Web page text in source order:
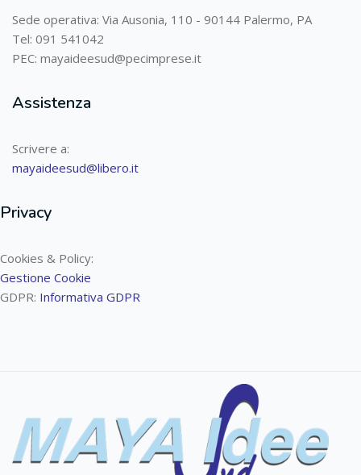
Sede operativa: Via Ausonia, 110 - 90144 Palermo, PA
Tel: 091 541042
PEC: mayaideesud@pecimprese.it
Assistenza
Scrivere a:
mayaideesud@libero.it
Privacy
Cookies & Policy:
Gestione Cookie
GDPR: Informativa GDPR